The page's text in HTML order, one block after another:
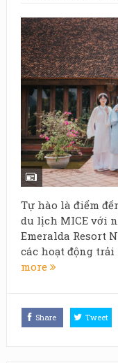
Tự hào là điểm
du lịch MICE với
Emeralda Resort
các hoạt động
more
Share Tweet